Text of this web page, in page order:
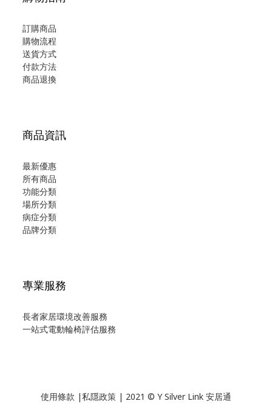
訂購商品
購物流程
送貨方式
付款方法
商品退換
商品資訊
最新優惠
所有商品
功能分類
場所分類
病症分類
品牌分類
專業服務
長者家居環境改善服務
一站式電動輪椅評估服務
使用條款 |私隱政策 | 2021 © Y Silver Link 安居通